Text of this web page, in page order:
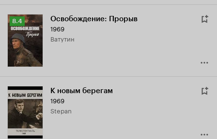
Рейтинг
Кинопоиска
8.4
8.4 Освобождение: Прорыв
1969
Ватутин
К новым берегам
1969
Stepan